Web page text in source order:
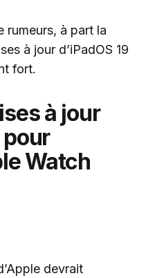
rumeurs, à part la
à jour d’iPadOS 19
fort.
à jour
Watch
devrait